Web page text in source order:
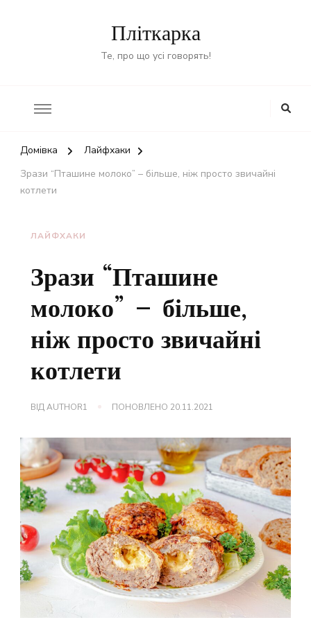
Пліткарка
Те, про що усі говорять!
Домівка
Лайфхаки
Зрази “Пташине молоко” – більше, ніж просто звичайні
котлети
ЛАЙФХАКИ
Зрази “Пташине
молоко” – більше,
ніж просто звичайні
котлети
ВІДAUTHOR1 ПОНОВЛЕНО 20.11.2021